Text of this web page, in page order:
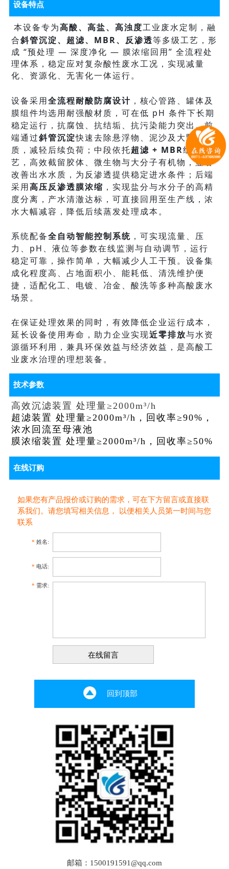
设备特点
本设备专为高酸、高盐、高浊度工业废水定制，融
合斜管沉淀、超滤、MBR、反渗透等多级工艺，形
成 “预处理 — 深度净化 — 膜浓缩回用” 全流程处
理体系，稳定应对复杂酸性废水工况，实现减量
化、资源化、无害化一体运行。
设备采用全流程耐酸防腐设计 ，核心管路、罐体及
膜组件均选用耐强酸材质，可在低 pH 条件下长期
稳定运行，抗腐蚀、抗结垢、抗污染能力突出。前
端通过斜管沉淀快速去除悬浮物、泥沙及大颗粒杂
质，减轻后续负荷；中段依托超滤 + MBR组合工
艺，高效截留胶体、微生物与大分子有机物，显著
改善出水水质，为反渗透提供稳定进水条件；后端
采用高压反渗透膜浓缩 ，实现盐分与水分子的高精
度分离，产水清澈达标，可直接回用至生产线，浓
水大幅减容，降低后续蒸发处理成本。
系统配备全自动智能控制系统 ，可实现流量、压
力、pH、液位等参数在线监测与自动调节，运行
稳定可靠，操作简单，大幅减少人工干预。设备集
成化程度高、占地面积小、能耗低、清洗维护便
捷，适配化工、电镀、冶金、酸洗等多种高酸废水
场景。
在保证处理效果的同时，有效降低企业运行成本，
延长设备使用寿命，助力企业实现近零排放与水资
源循环利用，兼具环保效益与经济效益，是高酸工
业废水治理的理想装备。
技术参数
高效沉滤装置 处理量≥2000m³/h
超滤装置 处理量≥2000m³/h， 回收率≥90% ，
浓水回流至母液池
膜浓缩装置处理量≥2000m³/h， 回收率≥50%
在线订购
如果您有产品报价或订购的需求，可在下方留言或直接联
系我们。请您填写相关信息， 以便相关人员第一时间与您
联系
* 姓名:
* 电话:
* 需求:
回到顶部
邮箱：1500191591@qq.com